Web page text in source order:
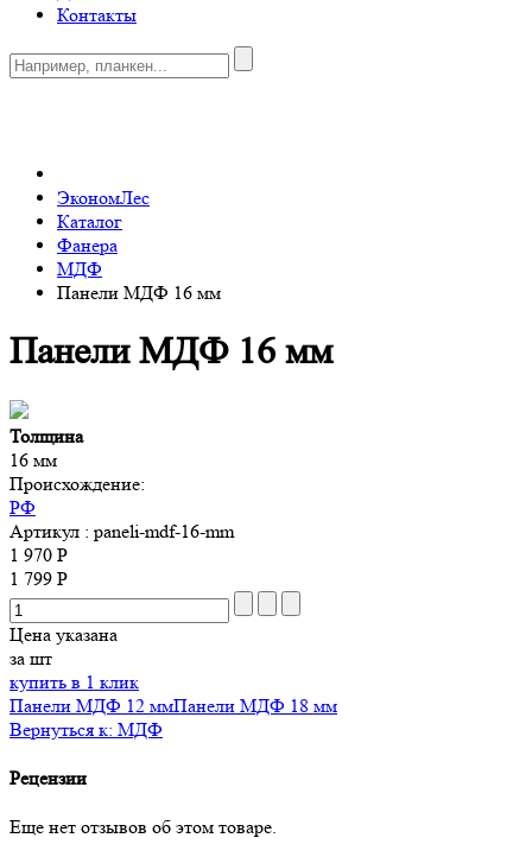
Контакты
ЭкономЛес
Каталог
Фанера
МДФ
Панели МДФ 16 мм
Панели МДФ 16 мм
Толщина
16 мм
Происхождение:
РФ
Артикул : paneli-mdf-16-mm
1 970 Р
1 799 Р
Цена указана
за шт
купить в 1 клик
Панели МДФ 12 ммПанели МДФ 18 мм
Вернуться к: МДФ
Рецензии
Еще нет отзывов об этом товаре.